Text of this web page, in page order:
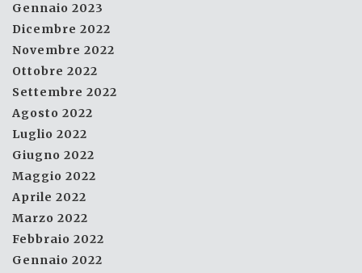
Gennaio 2023
Dicembre 2022
Novembre 2022
Ottobre 2022
Settembre 2022
Agosto 2022
Luglio 2022
Giugno 2022
Maggio 2022
Aprile 2022
Marzo 2022
Febbraio 2022
Gennaio 2022